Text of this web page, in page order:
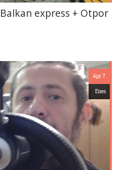
express + Otpor
Apr 7
Enes